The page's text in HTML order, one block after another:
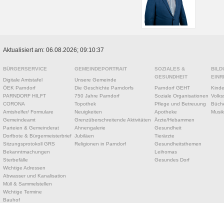
Aktualisiert am: 06.08.2026; 09:10:37
BÜRGERSERVICE
Digitale Amtstafel
ÖEK Parndorf
PARNDORF HILFT
CORONA
Amtshelfer/ Formulare
Gemeindeamt
Parteien & Gemeinderat
Dorfbote & Bürgermeisterbrief
Sitzungsprotokoll GRS
Bekanntmachungen
Sterbefälle
Wichtige Adressen
Abwasser und Kanalisation
Müll & Sammelstellen
Wichtige Termine
Bauhof
GEMEINDEPORTRAIT
Unsere Gemeinde
Die Geschichte Parndorfs
750 Jahre Parndorf
Topothek
Neuigkeiten
Grenzüberschreitende Aktivitäten
Ahnengalerie
Jubiläen
Religionen in Parndorf
SOZIALES &
GESUNDHEIT
Parndorf GEHT
Soziale Organisationen
Pflege und Betreuung
Apotheke
Ärzte/Hebammen
Gesundheit
Tierärzte
Gesundheitsthemen
Leihomas
Gesundes Dorf